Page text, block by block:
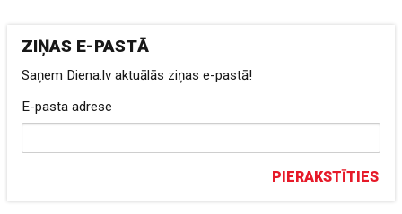
ZIŅAS E-PASTĀ
Saņem Diena.lv aktuālās ziņas e-pastā!
E-pasta adrese
PIERAKSTĪTIES